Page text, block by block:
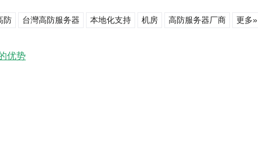
防 台灣高防服务器 本地化支持 机房 高防服务器厂商 更多»
优势